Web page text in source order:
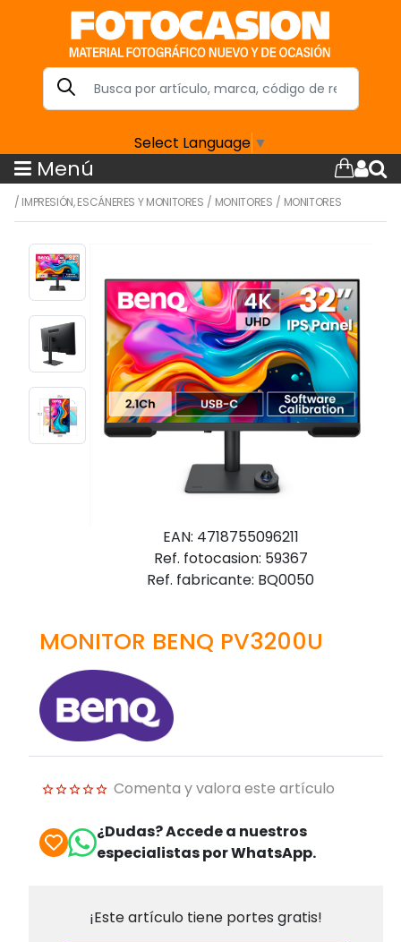
Select Language ▼
Menú
/ IMPRESIÓN, ESCÁNERES Y MONITORES / MONITORES / MONITORES
EAN: 4718755096211
Ref. fotocasion: 59367
Ref. fabricante: BQ0050
MONITOR BENQ PV3200U
Comenta y valora este artículo
¿Dudas? Accede a nuestros
especialistas por WhatsApp.
¡Este artículo tiene portes gratis!